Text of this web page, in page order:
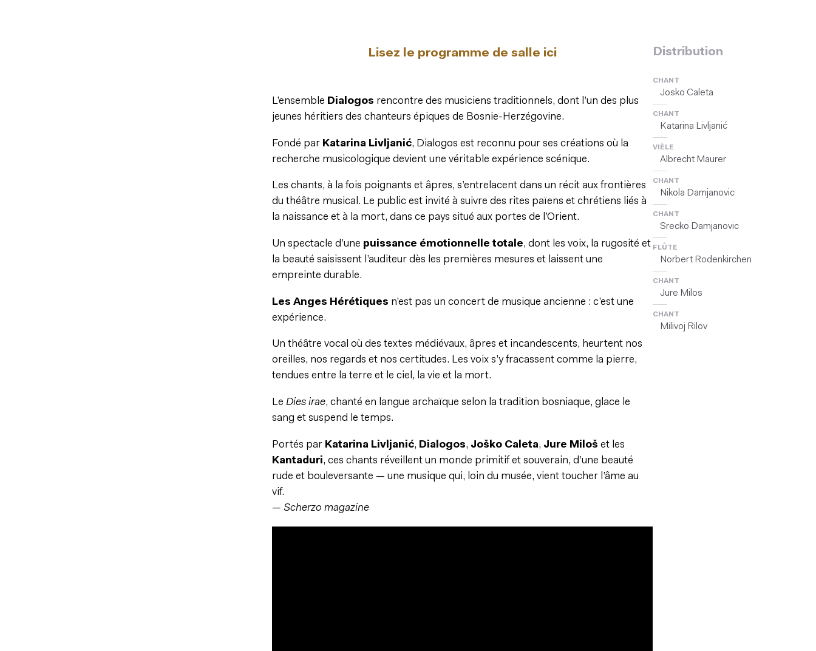
Lisez le programme de salle ici
L’ensemble Dialogos rencontre des musiciens traditionnels, dont l’un des plus
jeunes héritiers des chanteurs épiques de Bosnie-Herzégovine.
Fondé par Katarina Livljanić, Dialogos est reconnu pour ses créations où la
recherche musicologique devient une véritable expérience scénique.
Les chants, à la fois poignants et âpres, s’entrelacent dans un récit aux frontières
du théâtre musical. Le public est invité à suivre des rites païens et chrétiens liés à
la naissance et à la mort, dans ce pays situé aux portes de l’Orient.
Un spectacle d’une puissance émotionnelle totale, dont les voix, la rugosité et
la beauté saisissent l’auditeur dès les premières mesures et laissent une
empreinte durable.
Les Anges Hérétiques n’est pas un concert de musique ancienne : c’est une
expérience.
Un théâtre vocal où des textes médiévaux, âpres et incandescents, heurtent nos
oreilles, nos regards et nos certitudes. Les voix s’y fracassent comme la pierre,
tendues entre la terre et le ciel, la vie et la mort.
Le Dies irae, chanté en langue archaïque selon la tradition bosniaque, glace le
sang et suspend le temps.
Portés par Katarina Livljanić, Dialogos, Joško Caleta, Jure Miloš et les
Kantaduri, ces chants réveillent un monde primitif et souverain, d’une beauté
rude et bouleversante — une musique qui, loin du musée, vient toucher l’âme au
vif.
— Scherzo magazine
Distribution
CHANT
Josko Caleta
CHANT
Katarina Livljanić
VIÈLE
Albrecht Maurer
CHANT
Nikola Damjanovic
CHANT
Srecko Damjanovic
FLÛTE
Norbert Rodenkirchen
CHANT
Jure Milos
CHANT
Milivoj Rilov